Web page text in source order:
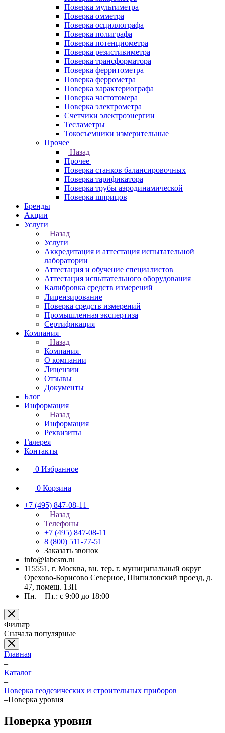
Поверка мультиметра
Поверка омметра
Поверка осциллографа
Поверка полиграфа
Поверка потенциометра
Поверка резистивиметра
Поверка трансформатора
Поверка ферритометра
Поверка феррометра
Поверка характериографа
Поверка частотомера
Поверка электрометра
Счетчики электроэнергии
Тесламетры
Токосъемники измерительные
Прочее
Назад
Прочее
Поверка станков балансировочных
Поверка тарификатора
Поверка трубы аэродинамической
Поверка шприцов
Бренды
Акции
Услуги
Назад
Услуги
Аккредитация и аттестация испытательной
лаборатории
Аттестация и обучение специалистов
Аттестация испытательного оборудования
Калибровка средств измерений
Лицензирование
Поверка средств измерений
Промышленная экспертиза
Сертификация
Компания
Назад
Компания
О компании
Лицензии
Отзывы
Документы
Блог
Информация
Назад
Информация
Реквизиты
Галерея
Контакты
0 Избранное
0 Корзина
+7 (495) 847-08-11
Назад
Телефоны
+7 (495) 847-08-11
8 (800) 511-77-51
Заказать звонок
info@labcsm.ru
115551, г. Москва, вн. тер. г. муниципальный округ
Орехово-Борисово Северное, Шипиловский проезд, д.
47, помещ. 13Н
Пн. – Пт.: с 9:00 до 18:00
Фильтр
Сначала популярные
Главная
–
Каталог
–
Поверка геодезических и строительных приборов
–Поверка уровня
Поверка уровня